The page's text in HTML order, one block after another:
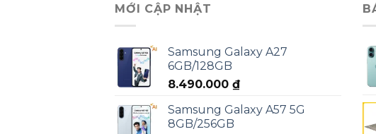
MỚI CẬP NHẬT
Samsung Galaxy A27
6GB/128GB
8.490.000 ₫
Samsung Galaxy A57 5G
8GB/256GB